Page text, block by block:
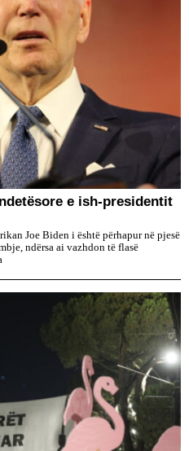
e ish-presidentit
Joe Biden i është përhapur në pjesë
ndërsa ai vazhdon të flasë